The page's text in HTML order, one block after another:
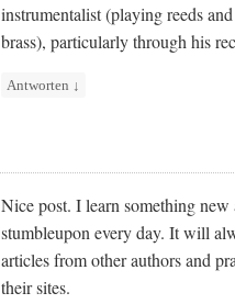
instrumentalist (playing reeds and
brass), particularly through his
Antworten ↓
Nice post. I learn something
stumbleupon every day. It will
articles from other authors and
their sites.